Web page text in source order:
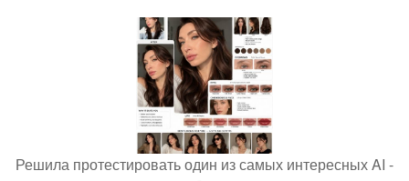
Решила протестировать один из самых интересных AI -